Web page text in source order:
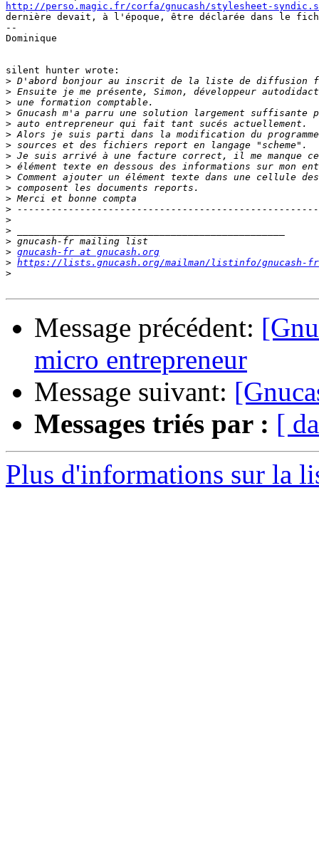
http://perso.magic.fr/corfa/gnucash/stylesheet-
dernière devait, à l'époque, être déclarée dans le
--
Dominique
silent hunter wrote:
>
>
>
>
>
>
>
>
>
>
>
>
>
>
>
>
> gnucash-fr at gnucash.org
> https://lists.gnucash.org/mailman/listinfo/gnucash-fr
>
Message précédent:
micro entrepreneur
Message suivant:
Messages triés par : [
Plus d'informations sur la